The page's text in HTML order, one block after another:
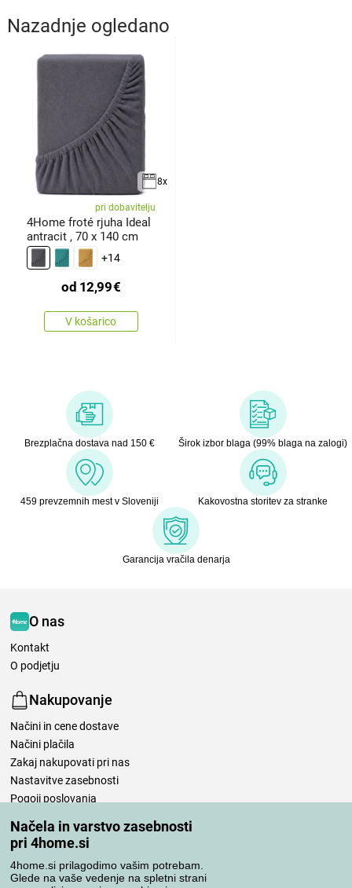
Načela in varstvo zasebnosti
pri 4home.si
4home.si prilagodimo vašim potrebam.
Glede na vaše vedenje na spletni strani
Nazadnje ogledano
8x
pri dobavitelju
4Home froté rjuha Ideal
antracit , 70 x 140 cm
+14
od 12,99€
V košarico
Brezplačna dostava nad 150 € Širok izbor blaga (99% blaga na zalogi)
459 prevzemnih mest v Sloveniji Kakovostna storitev za stranke
Garancija vračila denarja
O nas
Kontakt
O podjetju
Nakupovanje
Načini in cene dostave
Načini plačila
Zakaj nakupovati pri nas
Nastavitve zasebnosti
Pogoji poslovanja
Vaša naročila
Moj račun